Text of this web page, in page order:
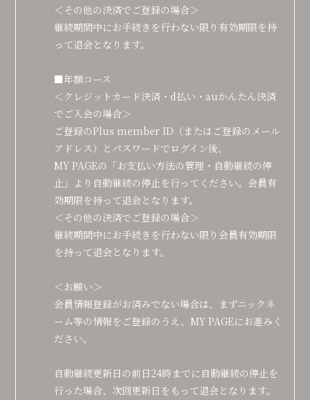
＜その他の決済でご登録の場合＞
継続期間中にお手続きを行わない限り有効期限を持
って退会となります。
■年額コース
＜クレジットカード決済・d払い・auかんたん決済
でご入会の場合＞
ご登録のPlus member ID（またはご登録のメール
アドレス）とパスワードでログイン後、
MY PAGEの「お支払い方法の管理・自動継続の停
止」より自動継続の停止を行ってください。会員有
効期限を持って退会となります。
＜その他の決済でご登録の場合＞
継続期間中にお手続きを行わない限り会員有効期限
を持って退会となります。
＜お願い＞
会員情報登録がお済みでない場合は、まずニックネ
ーム等の情報をご登録のうえ、MY PAGEにお進みく
ださい。
自動継続更新日の前日24時までに自動継続の停止を
行った場合、次回更新日をもって退会となります。